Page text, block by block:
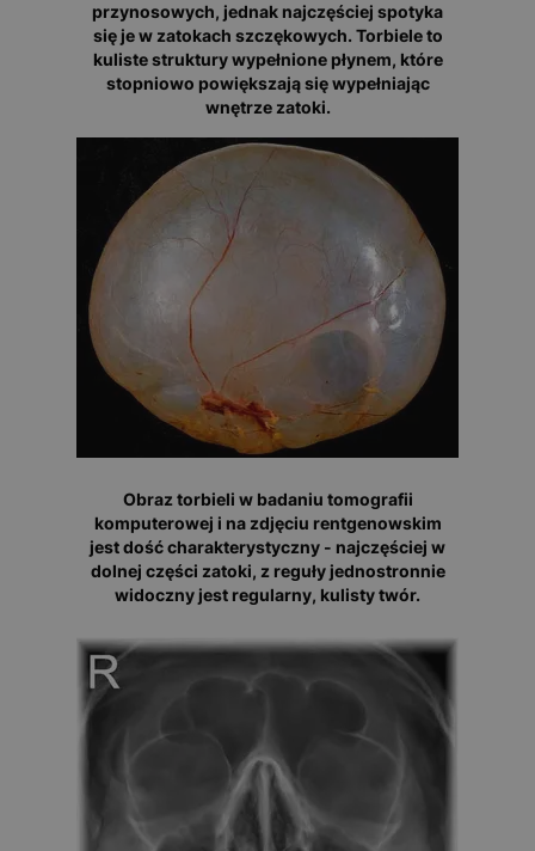
przynosowych, jednak najczęściej spotyka
się je w zatokach szczękowych. Torbiele to
kuliste struktury wypełnione płynem, które
stopniowo powiększają się wypełniając
wnętrze zatoki.
Obraz torbieli w badaniu tomografii
komputerowej i na zdjęciu rentgenowskim
jest dość charakterystyczny - najczęściej w
dolnej części zatoki, z reguły jednostronnie
widoczny jest regularny, kulisty twór.